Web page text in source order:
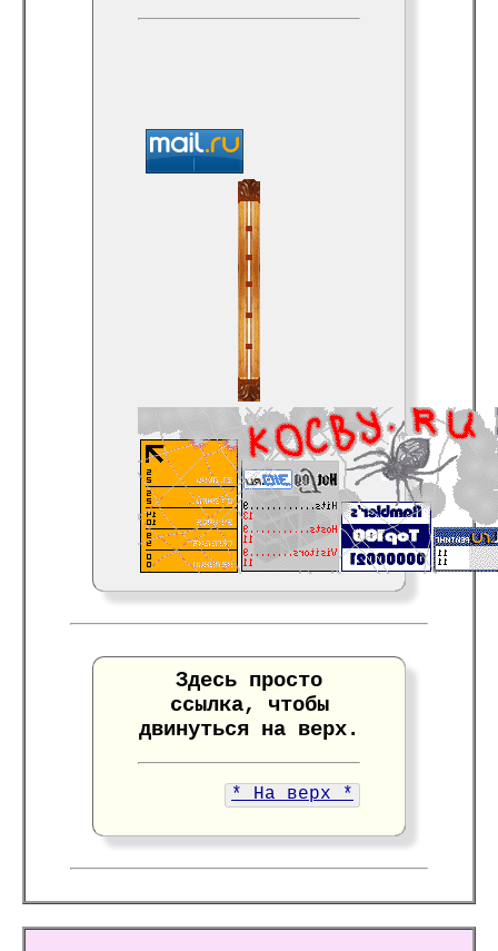
Здесь просто
ссылка, чтобы
двинуться на верх.
* На верх *